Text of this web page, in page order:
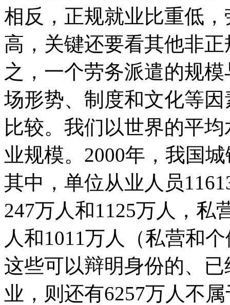
相反，正规就业比重低
高，关键还要看其他非
之，一个劳务派遣的规
场形势、制度和文化等
比较。我们以世界的平
业规模。2000年，我国
其中，单位从业人员
247万人和1125万人，私
人和1011万人（私营和
这些可以辩明身份的、
业，则还有6257万人不